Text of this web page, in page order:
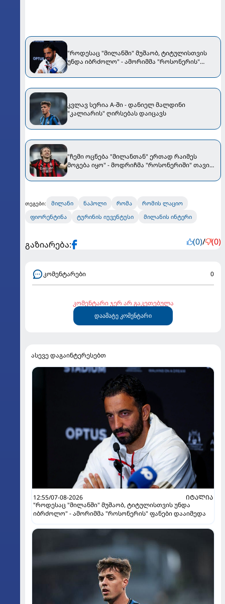
"როდესაც "მილანში" მუშაობ, ტიტულისთვის
უნდა იბრძოლო" - ამორიმმა "როსონერის"
კვლავ სერია A-ში - დანიელ მალდინი
"კალიარის" ღირსებას დაიცავს
"ჩემი ოცნება "მილანთან" ერთად რაიმეს
მოგება იყო" - მოდრიჩმა "როსონერიში" თავის
თეგები: მილანი ნაპოლი რომა
რომის ლაციო
ფიორენტინა
ტურინის იუვენტუსი მილანის ინტერი
გაზიარება: (0)/ (0)
კომენტარები 0
კომენტარი ჯერ არ გაკეთებულა
დაამატე კომენტარი
ასევე დაგაინტერესებთ
12:55/07-08-2026
ᲘᲢᲐᲚᲘᲐ
"როდესაც "მილანში" მუშაობ, ტიტულისთვის უნდა
იბრძოლო" - ამორიმმა "როსონერის" ფანები დააიმედა